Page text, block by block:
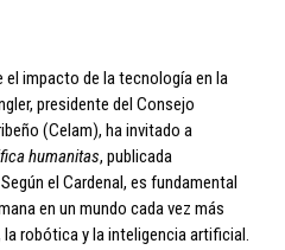
el impacto de la tecnología en la
presidente del Consejo
(Celam), ha invitado a
humanitas, publicada
el Cardenal, es fundamental
en un mundo cada vez más
robótica y la inteligencia artificial.